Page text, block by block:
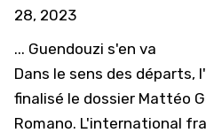
28, 2023
... Guendouzi s'en va
Dans le sens des départs,
finalisé le dossier Mattéo
Romano. L'international